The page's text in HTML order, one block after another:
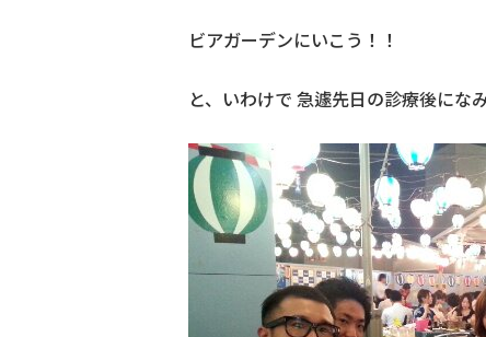
ビアガーデンにいこう！！
と、いわけで 急遽先日の診療後にな